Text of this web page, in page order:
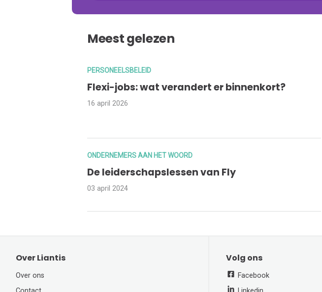
Meest gelezen
PERSONEELSBELEID
Flexi-jobs: wat verandert er binnenkort?
16 april 2026
ONDERNEMERS AAN HET WOORD
De leiderschapslessen van Fly
03 april 2024
Over Liantis
Over ons
Volg ons
Facebook